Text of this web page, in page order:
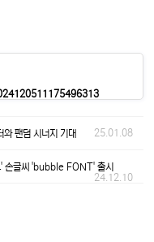
와 팬덤 시너지 기대 25.01.08
' 손글씨 'bubble FONT' 출시
24.12.10